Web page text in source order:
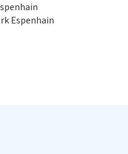
Espenhain